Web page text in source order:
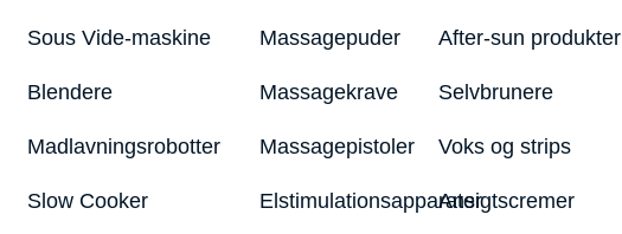
Sous Vide-maskine
Blendere
Madlavningsrobotter
Slow Cooker
Massagepuder
Massagekrave
Massagepistoler
Elstimulationsapparater
After-sun produkter
Selvbrunere
Voks og strips
Ansigtscremer